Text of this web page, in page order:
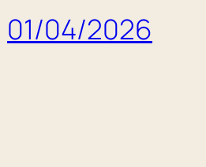
01/04/2026